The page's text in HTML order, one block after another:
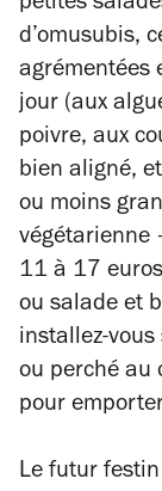
petites
d’omusubis,
agrémentées
jour (aux
poivre, aux
bien aligné,
ou moins
végétarienne
11 à 17
ou salade et
installez-vous
ou perché au
pour
Le futur